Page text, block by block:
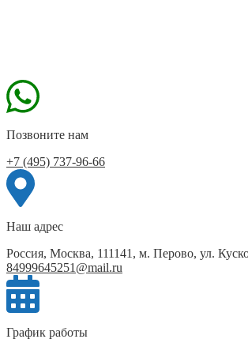
Позвоните нам
+7 (495) 737-96-66
Наш адрес
Россия, Москва, 111141, м. Перово, ул.
84999645251@mail.ru
График работы